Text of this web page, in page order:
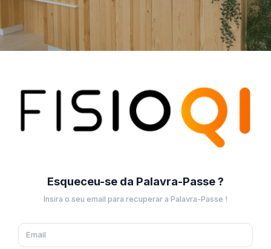
Esqueceu-se da Palavra-Passe ?
Insira o seu email para recuperar a Palavra-Passe !